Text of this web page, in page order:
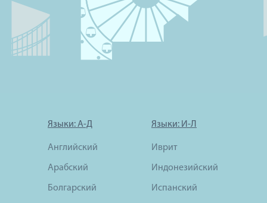
Языки: А-Д
Английский
Арабский
Болгарский
Языки: И-Л
Иврит
Индонезийский
Испанский